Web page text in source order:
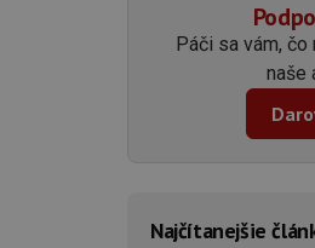
Páči sa vám,
naše
Najčítanejšie